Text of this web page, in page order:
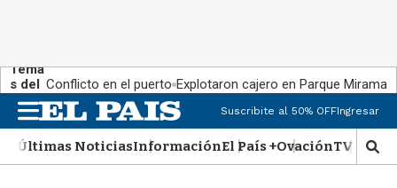
Tema
s del
día:
Conflicto en el puerto Explotaron cajero en Parque Miramar
M
e
n
u
Suscribite al 50% OFFIngresar
Últimas NoticiasInformaciónEl País +OvaciónTV Show
M
o